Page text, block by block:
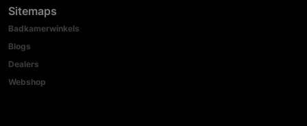
Sitemaps
Badkamerwinkels
Blogs
Dealers
Webshop